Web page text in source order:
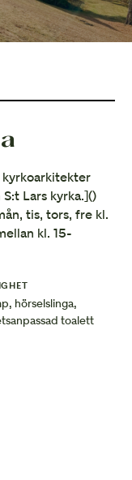
kyrkoarkitekter
Lars kyrka.]()
tis, tors, fre kl.
kl. 15-
hörselslinga,
toalett